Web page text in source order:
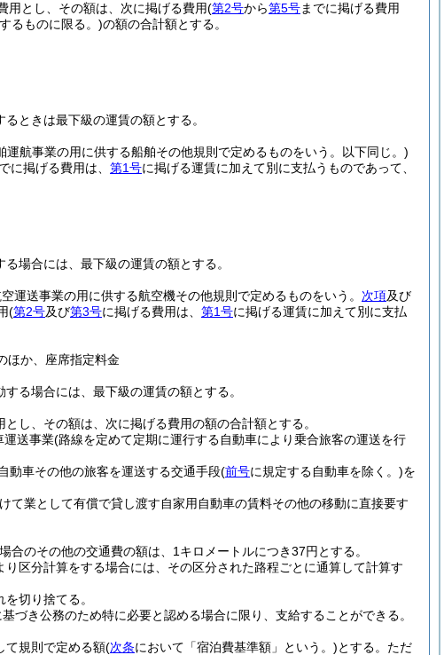
用とし、その額は、次に掲げる費用(第2号から第5号までに掲げる費用
るものに限る。)の額の合計額とする。
ときは最下級の運賃の額とする。
運航事業の用に供する船舶その他規則で定めるものをいう。以下同じ。)
に掲げる費用は、 第1号に掲げる運賃に加えて別に支払うものであって、
場合には、最下級の運賃の額とする。
運送事業の用に供する航空機その他規則で定めるものをいう。 次項及び
(第2号及び第3号に掲げる費用は、 第1号に掲げる運賃に加えて別に支払
ほか、座席指定料金
る場合には、最下級の運賃の額とする。
し、その額は、次に掲げる費用の額の合計額とする。
運送事業(路線を定めて定期に運行する自動車により乗合旅客の運送を行
動車その他の旅客を運送する交通手段(前号に規定する自動車を除く。)を
業として有償で貸し渡す自家用自動車の賃料その他の移動に直接要す
のその他の交通費の額は、1キロメートルにつき37円とする。
り区分計算をする場合には、その区分された路程ごとに通算して計算す
切り捨てる。
づき公務のため特に必要と認める場合に限り、支給することができる。
て規則で定める額(次条において「宿泊費基準額」という。)とする。 ただ